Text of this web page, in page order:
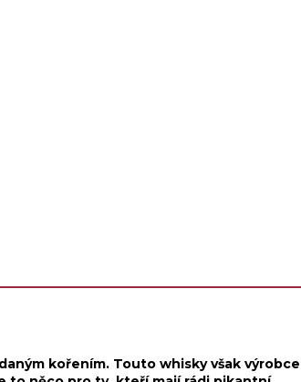
kořením. Touto whisky však výrobce